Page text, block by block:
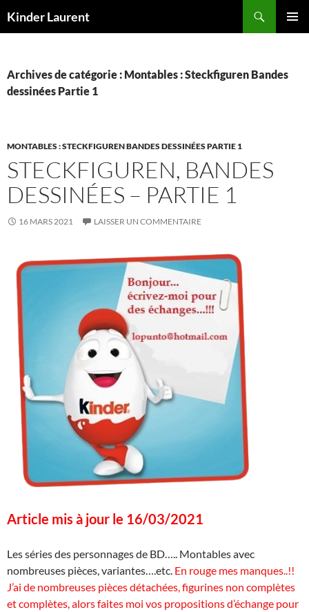
auKinder Laurent
Archives de catégorie : Montables : Steckfiguren Bandes
dessinées Partie 1
MONTABLES : STECKFIGUREN BANDES DESSINÉES PARTIE 1
STECKFIGUREN, BANDES
DESSINÉES – PARTIE 1
16 MARS 2021 LAISSER UN COMMENTAIRE
Article mis à jour le 16/03/2021
Les séries des personnages de BD….. Montables avec
nombreuses pièces, variantes….etc. En rouge mes manques..!!
J’ai de nombreuses pièces détachées, figurines non complètes
et complètes, alors faites moi vos propositions d’échange pour